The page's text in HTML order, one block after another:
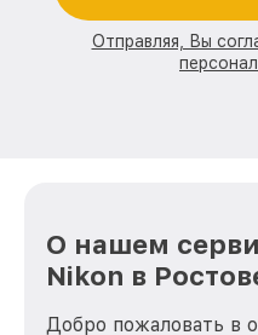
Отправляя, Вы
О нашем
Nikon в
Добро пожаловать в